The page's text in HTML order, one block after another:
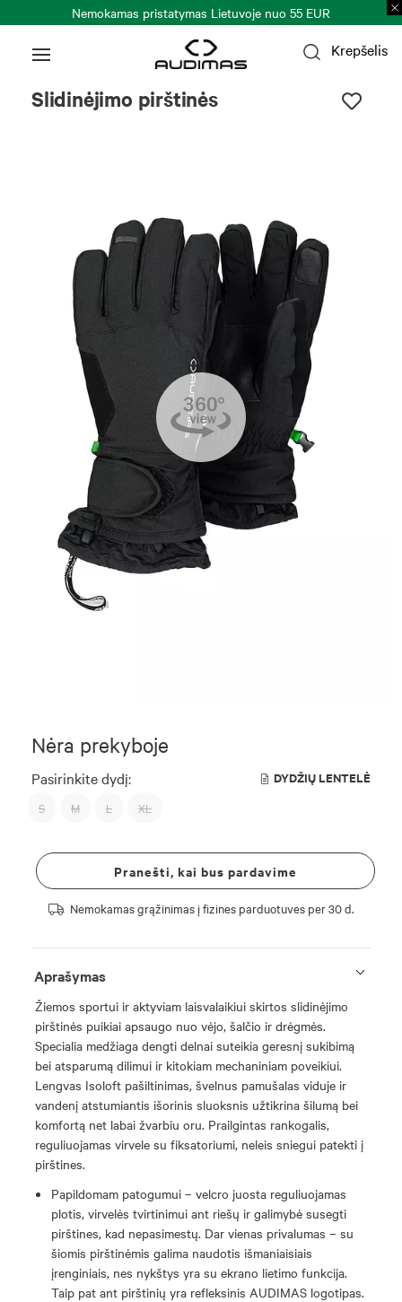
Nemokamas pristatymas Lietuvoje nuo 55 EUR
Krepšelis
Slidinėjimo pirštinės
Nėra prekyboje
Pasirinkite dydį: DYDŽIŲ LENTELĖ
S M L XL
Pranešti, kai bus pardavime
Nemokamas grąžinimas į fizines parduotuves per 30 d.
Aprašymas
Žiemos sportui ir aktyviam laisvalaikiui skirtos slidinėjimo
pirštinės puikiai apsaugo nuo vėjo, šalčio ir drėgmės.
Specialia medžiaga dengti delnai suteikia geresnį sukibimą
bei atsparumą dilimui ir kitokiam mechaniniam poveikiui.
Lengvas Isoloft pašiltinimas, švelnus pamušalas viduje ir
vandenį atstumiantis išorinis sluoksnis užtikrina šilumą bei
komfortą net labai žvarbiu oru. Prailgintas rankogalis,
reguliuojamas virvele su fiksatoriumi, neleis sniegui patekti į
pirštines.
Papildomam patogumui – velcro juosta reguliuojamas
plotis, virvelės tvirtinimui ant riešų ir galimybė susegti
pirštines, kad nepasimestų. Dar vienas privalumas – su
šiomis pirštinėmis galima naudotis išmaniaisiais
įrenginiais, nes nykštys yra su ekrano lietimo funkcija.
Taip pat ant pirštinių yra refleksinis AUDIMAS logotipas.